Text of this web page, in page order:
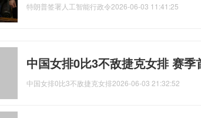
特朗普签署人工智能行政令2026-06-03 11:41:25
中国女排0比3不敌捷克女排 赛季
中国女排0比3不敌捷克女排2026-06-03 21:32:52